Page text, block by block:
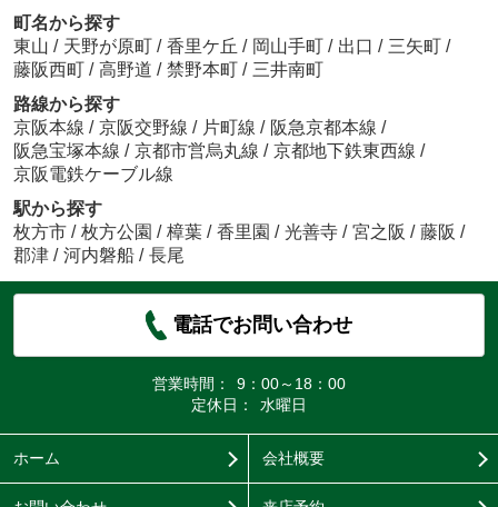
町名から探す
東山 / 天野が原町 / 香里ケ丘 / 岡山手町 / 出口 / 三矢町 /
藤阪西町 / 高野道 / 禁野本町 / 三井南町
路線から探す
京阪本線 / 京阪交野線 / 片町線 / 阪急京都本線 /
阪急宝塚本線 / 京都市営烏丸線 / 京都地下鉄東西線 /
京阪電鉄ケーブル線
駅から探す
枚方市 / 枚方公園 / 樟葉 / 香里園 / 光善寺 / 宮之阪 / 藤阪 /
郡津 / 河内磐船 / 長尾
電話でお問い合わせ
営業時間：
9：00～18：00
定休日：
水曜日
ホーム 会社概要